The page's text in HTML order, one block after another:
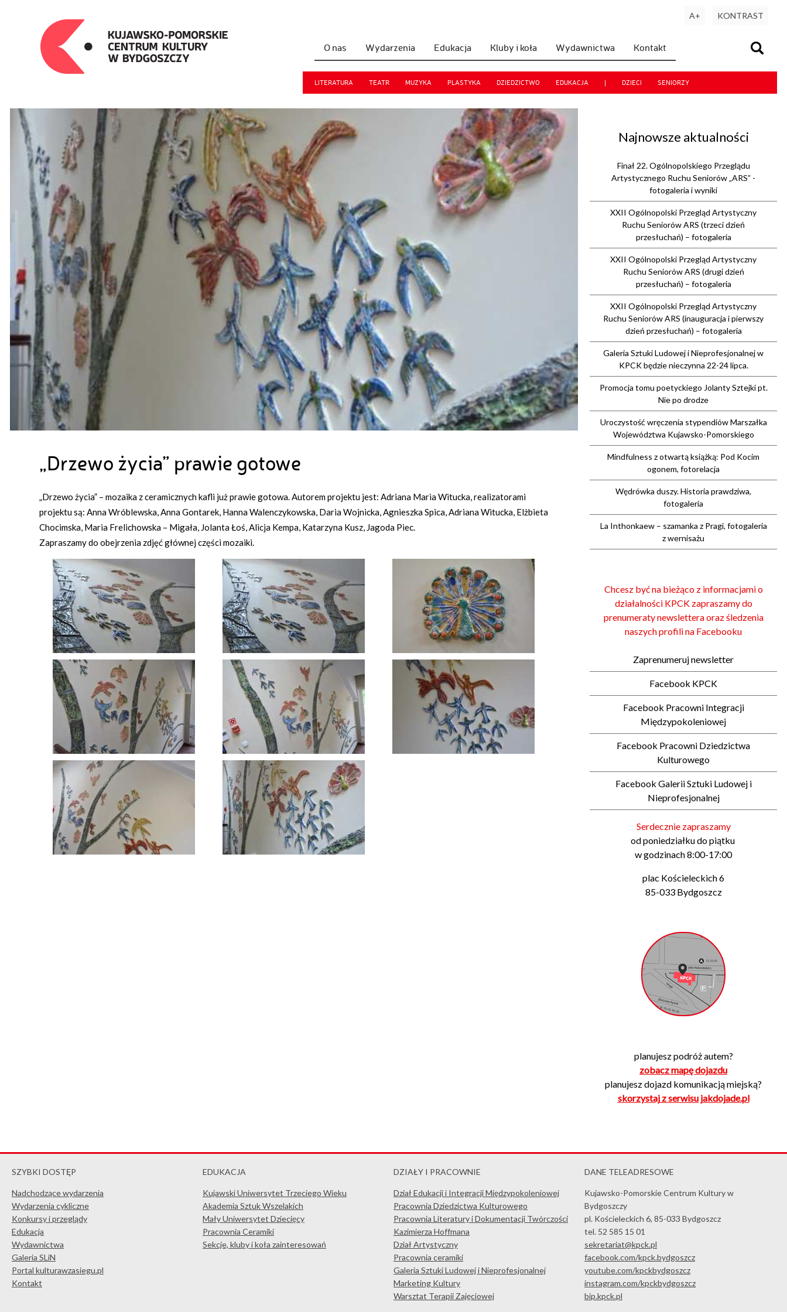
O nas Wydarzenia Edukacja Kluby i koła Wydawnictwa Kontakt
LITERATURA TEATR MUZYKA PLASTYKA DZIEDZICTWO EDUKACJA | DZIECI SENIORZY
A+ KONTRAST
„Drzewo życia” prawie gotowe
„Drzewo życia” – mozaika z ceramicznych kafli już prawie gotowa. Autorem projektu jest: Adriana Maria Witucka, realizatorami
projektu są: Anna Wróblewska, Anna Gontarek, Hanna Walenczykowska, Daria Wojnicka, Agnieszka Spica, Adriana Witucka, Elżbieta
Chocimska, Maria Frelichowska – Migała, Jolanta Łoś, Alicja Kempa, Katarzyna Kusz, Jagoda Piec.
Zapraszamy do obejrzenia zdjęć głównej części mozaiki.
Najnowsze aktualności
Finał 22. Ogólnopolskiego Przeglądu
Artystycznego Ruchu Seniorów „ARS” -
fotogaleria i wyniki
XXII Ogólnopolski Przegląd Artystyczny
Ruchu Seniorów ARS (trzeci dzień
przesłuchań) – fotogaleria
XXII Ogólnopolski Przegląd Artystyczny
Ruchu Seniorów ARS (drugi dzień
przesłuchań) – fotogaleria
XXII Ogólnopolski Przegląd Artystyczny
Ruchu Seniorów ARS (inauguracja i pierwszy
dzień przesłuchań) – fotogaleria
Galeria Sztuki Ludowej i Nieprofesjonalnej w
KPCK będzie nieczynna 22-24 lipca.
Promocja tomu poetyckiego Jolanty Sztejki pt.
Nie po drodze
Uroczystość wręczenia stypendiów Marszałka
Województwa Kujawsko-Pomorskiego
Mindfulness z otwartą książką: Pod Kocim
ogonem, fotorelacja
Wędrówka duszy. Historia prawdziwa,
fotogaleria
La Inthonkaew – szamanka z Pragi, fotogaleria
z wernisażu
Chcesz być na bieżąco z informacjami o
działalności KPCK zapraszamy do
prenumeraty newslettera oraz śledzenia
naszych profili na Facebooku
Zaprenumeruj newsletter
Facebook KPCK
Facebook Pracowni Integracji
Międzypokoleniowej
Facebook Pracowni Dziedzictwa
Kulturowego
Facebook Galerii Sztuki Ludowej i
Nieprofesjonalnej
Serdecznie zapraszamy
od poniedziałku do piątku
w godzinach 8:00-17:00
plac Kościeleckich 6
85-033 Bydgoszcz
planujesz podróż autem?
zobacz mapę dojazdu
planujesz dojazd komunikacją miejską?
skorzystaj z serwisu jakdojade.pl
SZYBKI DOSTĘP
Nadchodzące wydarzenia
Wydarzenia cykliczne
Konkursy i przeglądy
Edukacja
Wydawnictwa
Galeria SLiN
Portal kulturawzasiegu.pl
Kontakt
EDUKACJA
Kujawski Uniwersytet Trzeciego Wieku
Akademia Sztuk Wszelakich
Mały Uniwersytet Dziecięcy
Pracownia Ceramiki
Sekcje, kluby i koła zainteresowań
DZIAŁY I PRACOWNIE
Dział Edukacji i Integracji Międzypokoleniowej
Pracownia Dziedzictwa Kulturowego
Pracownia Literatury i Dokumentacji Twórczości
Kazimierza Hoffmana
Dział Artystyczny
Pracownia ceramiki
Galeria Sztuki Ludowej i Nieprofesjonalnej
Marketing Kultury
Warsztat Terapii Zajęciowej
DANE TELEADRESOWE
Kujawsko-Pomorskie Centrum Kultury w
Bydgoszczy
pl. Kościeleckich 6, 85-033 Bydgoszcz
tel. 52 585 15 01
sekretariat@kpck.pl
facebook.com/kpck.bydgoszcz
youtube.com/kpckbydgoszcz
instagram.com/kpckbydgoszcz
bip.kpck.pl